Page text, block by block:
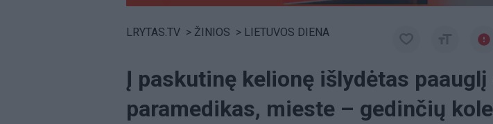
LRYTAS.TV > ŽINIOS > LIETUVOS DIENA
Į paskutinę kelionę išlydėtas paauglį
paramedikas, mieste – gedinčių